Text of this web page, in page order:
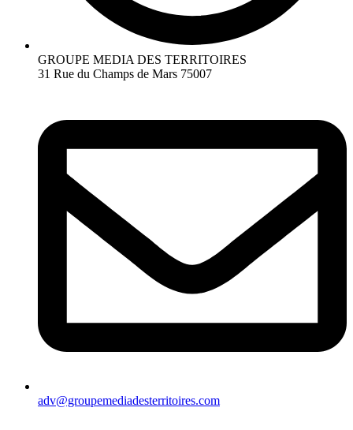
GROUPE MEDIA DES TERRITOIRES
31 Rue du Champs de Mars 75007
adv@groupemediadesterritoires.com